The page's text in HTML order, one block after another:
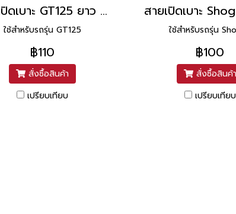
สายเปิดเบาะ GT125 ยาว 74 นิ้ว ยี่ห้อ UNF
ใช้สำหรับรถรุ่น GT125
฿110
สั่งซื้อสินค้า
เปรียบเทียบ
ใช้สำหรับรถรุ่น
฿100
สั่งซื้อสินค้า
เปรียบเทียบ